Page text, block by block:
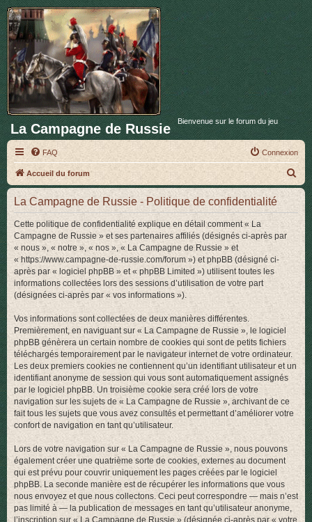
La Campagne de Russie Bienvenue sur le forum du jeu
FAQ Connexion
Accueil du forum
e
c
h
La Campagne de Russie - Politique de confidentialité
Cette politique de confidentialité explique en détail comment « La
Campagne de Russie » et ses partenaires affiliés (désignés ci-après par
« nous », « notre », « nos », « La Campagne de Russie » et
« https://www.campagne-de-russie.com/forum ») et phpBB (désigné ci-
après par « logiciel phpBB » et « phpBB Limited ») utilisent toutes les
informations collectées lors des sessions d’utilisation de votre part
(désignées ci-après par « vos informations »).
Vos informations sont collectées de deux manières différentes.
Premièrement, en naviguant sur « La Campagne de Russie », le logiciel
phpBB génèrera un certain nombre de cookies qui sont de petits fichiers
téléchargés temporairement par le navigateur internet de votre ordinateur.
Les deux premiers cookies ne contiennent qu’un identifiant utilisateur et un
identifiant anonyme de session qui vous sont automatiquement assignés
par le logiciel phpBB. Un troisième cookie sera créé lors de votre
navigation sur les sujets de « La Campagne de Russie », archivant de ce
fait tous les sujets que vous avez consultés et permettant d’améliorer votre
confort de navigation en tant qu’utilisateur.
Lors de votre navigation sur « La Campagne de Russie », nous pouvons
également créer une quatrième sorte de cookies, externes au document
qui est prévu pour couvrir uniquement les pages créées par le logiciel
phpBB. La seconde manière est de récupérer les informations que vous
nous envoyez et que nous collectons. Ceci peut correspondre — mais n’est
pas limité à — la publication de messages en tant qu’utilisateur anonyme,
l’inscription sur « La Campagne de Russie » (désignée ci-après par « votre